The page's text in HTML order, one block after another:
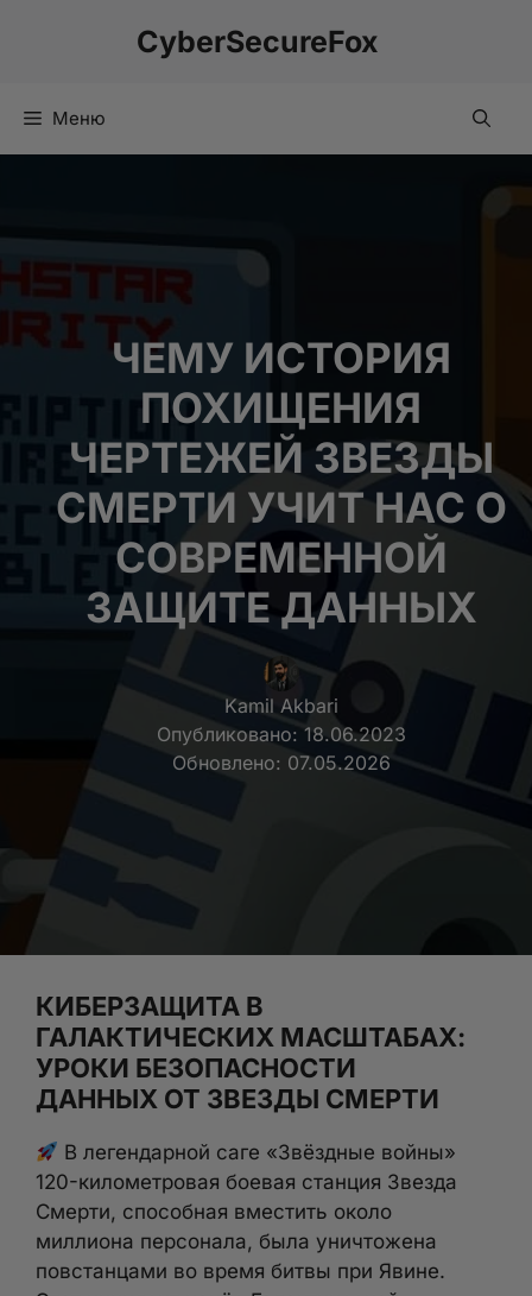
CyberSecureFox
Меню
ЧЕМУ ИСТОРИЯ
ПОХИЩЕНИЯ
ЧЕРТЕЖЕЙ ЗВЕЗДЫ
СМЕРТИ УЧИТ НАС О
СОВРЕМЕННОЙ
ЗАЩИТЕ ДАННЫХ
Kamil Akbari
Опубликовано: 18.06.2023
Обновлено: 07.05.2026
КИБЕРЗАЩИТА В
ГАЛАКТИЧЕСКИХ МАСШТАБАХ:
УРОКИ БЕЗОПАСНОСТИ
ДАННЫХ ОТ ЗВЕЗДЫ СМЕРТИ
В легендарной саге «Звёздные войны»
120-километровая боевая станция Звезда
Смерти, способная вместить около
миллиона персонала, была уничтожена
повстанцами во время битвы при Явине.